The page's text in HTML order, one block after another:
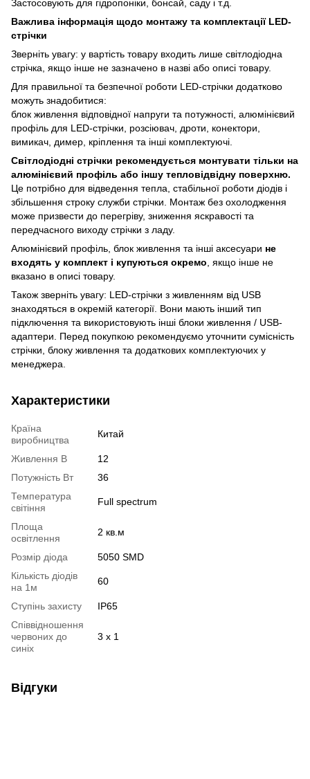
Застосовують для гідропоніки, бонсай, саду і т.д.
Важлива інформація щодо монтажу та комплектації LED-
стрічки
Зверніть увагу: у вартість товару входить лише світлодіодна
стрічка, якщо інше не зазначено в назві або описі товару.
Для правильної та безпечної роботи LED-стрічки додатково
можуть знадобитися:
блок живлення відповідної напруги та потужності, алюмінієвий
профіль для LED-стрічки, розсіювач, дроти, конектори,
вимикач, димер, кріплення та інші комплектуючі.
Світлодіодні стрічки рекомендується монтувати тільки на
алюмінієвий профіль або іншу тепловідвідну поверхню.
Це потрібно для відведення тепла, стабільної роботи діодів і
збільшення строку служби стрічки. Монтаж без охолодження
може призвести до перегріву, зниження яскравості та
передчасного виходу стрічки з ладу.
Алюмінієвий профіль, блок живлення та інші аксесуари не
входять у комплект і купуються окремо , якщо інше не
вказано в описі товару.
Також зверніть увагу: LED-стрічки з живленням від USB
знаходяться в окремій категорії. Вони мають інший тип
підключення та використовують інші блоки живлення / USB-
адаптери. Перед покупкою рекомендуємо уточнити сумісність
стрічки, блоку живлення та додаткових комплектуючих у
менеджера.
Характеристики
Країна
виробництва
Китай
Живлення В
12
Потужність Вт
36
Температура
світіння
Full spectrum
Площа
освітлення
2 кв.м
Розмір діода
5050 SMD
Кількість діодів
на 1м
60
Ступінь захисту
IP65
Співвідношення
червоних до
синіх
3 х 1
Відгуки